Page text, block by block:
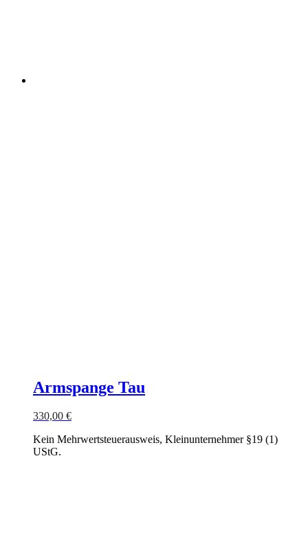
Armspange Tau
330,00 €
Kein Mehrwertsteuerausweis, Kleinunternehmer §19 (1)
UStG.